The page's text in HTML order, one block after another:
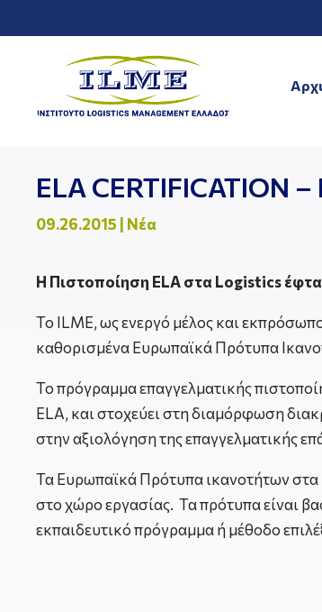
ELA
09.26.2015 Νέα
H Πιστοποίηση ELA στα Logistics
Το ILME, ως ενεργό μέλος και
καθορισμένα Ευρωπαϊκά Πρότυπα
Το πρόγραμμα επαγγελματικής
ELA, και στοχεύει στη διαμόρφωση
στην αξιολόγηση της επαγγελματικής
Τα Ευρωπαϊκά Πρότυπα ικανοτήτων στα
στο χώρο εργασίας. Τα πρότυπα είναι
εκπαιδευτικό πρόγραμμα ή μέθοδο